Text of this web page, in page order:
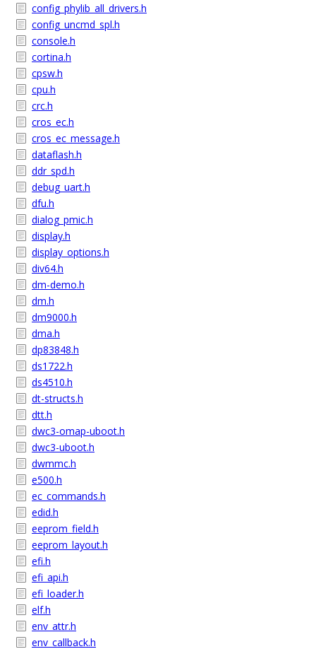
config_phylib_all_drivers.h
config_uncmd_spl.h
console.h
cortina.h
cpsw.h
cpu.h
crc.h
cros_ec.h
cros_ec_message.h
dataflash.h
ddr_spd.h
debug_uart.h
dfu.h
dialog_pmic.h
display.h
display_options.h
div64.h
dm-demo.h
dm.h
dm9000.h
dma.h
dp83848.h
ds1722.h
ds4510.h
dt-structs.h
dtt.h
dwc3-omap-uboot.h
dwc3-uboot.h
dwmmc.h
e500.h
ec_commands.h
edid.h
eeprom_field.h
eeprom_layout.h
efi.h
efi_api.h
efi_loader.h
elf.h
env_attr.h
env_callback.h